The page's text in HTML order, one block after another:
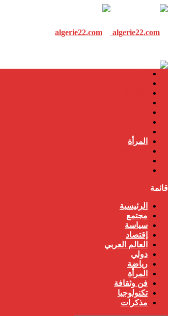
المرأة
قائمة
الرئيسية
مجتمع
سياسة
إقتصاد
العالم العربي
دولي
رياضة
المرأة
فن وثقافة
تكنولوجيا
مذكرات